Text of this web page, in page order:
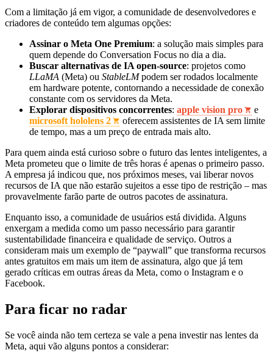
Com a limitação já em vigor, a comunidade de desenvolvedores e
criadores de conteúdo tem algumas opções:
Assinar o Meta One Premium: a solução mais simples para
quem depende do Conversation Focus no dia a dia.
Buscar alternativas de IA open-source: projetos como
LLaMA (Meta) ou StableLMpodem ser rodados localmente
em hardware potente, contornando a necessidade de conexão
constante com os servidores da Meta.
Explorar dispositivos concorrentes: apple vision pro
e
microsoft hololens 2
oferecem assistentes de IA sem limite
de tempo, mas a um preço de entrada mais alto.
Para quem ainda está curioso sobre o futuro das lentes inteligentes, a
Meta prometeu que o limite de três horas é apenas o primeiro passo.
A empresa já indicou que, nos próximos meses, vai liberar novos
recursos de IA que não estarão sujeitos a esse tipo de restrição – mas
provavelmente farão parte de outros pacotes de assinatura.
Enquanto isso, a comunidade de usuários está dividida. Alguns
enxergam a medida como um passo necessário para garantir
sustentabilidade financeira e qualidade de serviço. Outros a
consideram mais um exemplo de “paywall” que transforma recursos
antes gratuitos em mais um item de assinatura, algo que já tem
gerado críticas em outras áreas da Meta, como o Instagram e o
Facebook.
Para ficar no radar
Se você ainda não tem certeza se vale a pena investir nas lentes da
Meta, aqui vão alguns pontos a considerar: